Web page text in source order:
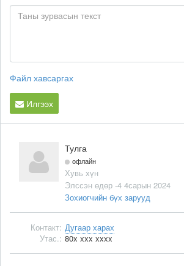
Файл хавсаргах
Илгээх
Тулга
офлайн
Хувь хүн
Элссэн өдөр -4 4сарын 2024
Зохиогчийн бүх зарууд
Контакт: Дугаар харах
Утас.: 80x xxx xxxx